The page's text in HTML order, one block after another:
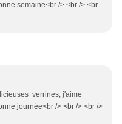
semaine<br /> <br /> <br
verrines, j'aime
journée<br /> <br /> <br />